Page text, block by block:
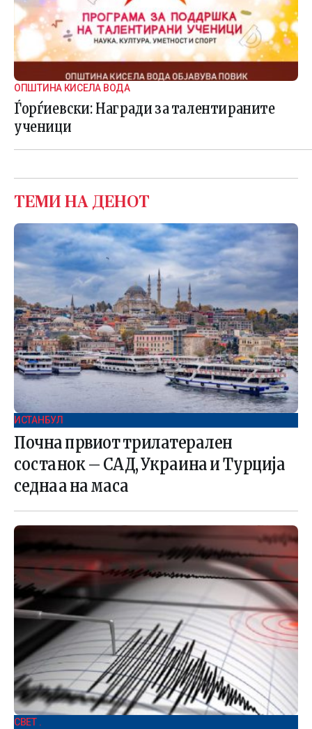
ОПШТИНА КИСЕЛА ВОДА
Ѓорѓиевски: Награди за талентираните
ученици
ТЕМИ НА ДЕНОТ
ИСТАНБУЛ
Почна првиот трилатерален
состанок – САД, Украина и Турција
седнаа на маса
СВЕТ .